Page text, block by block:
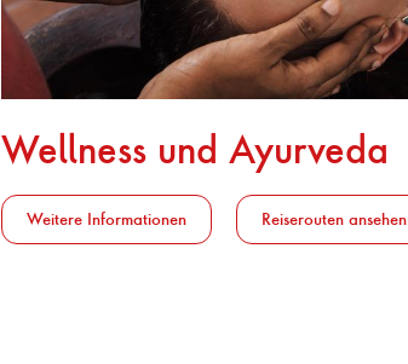
Wellness und Ayurveda
Weitere Informationen Reiserouten ansehen